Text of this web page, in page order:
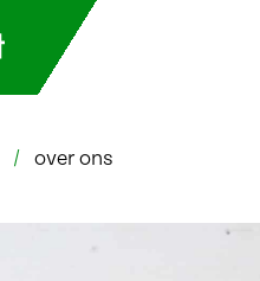
/ over ons